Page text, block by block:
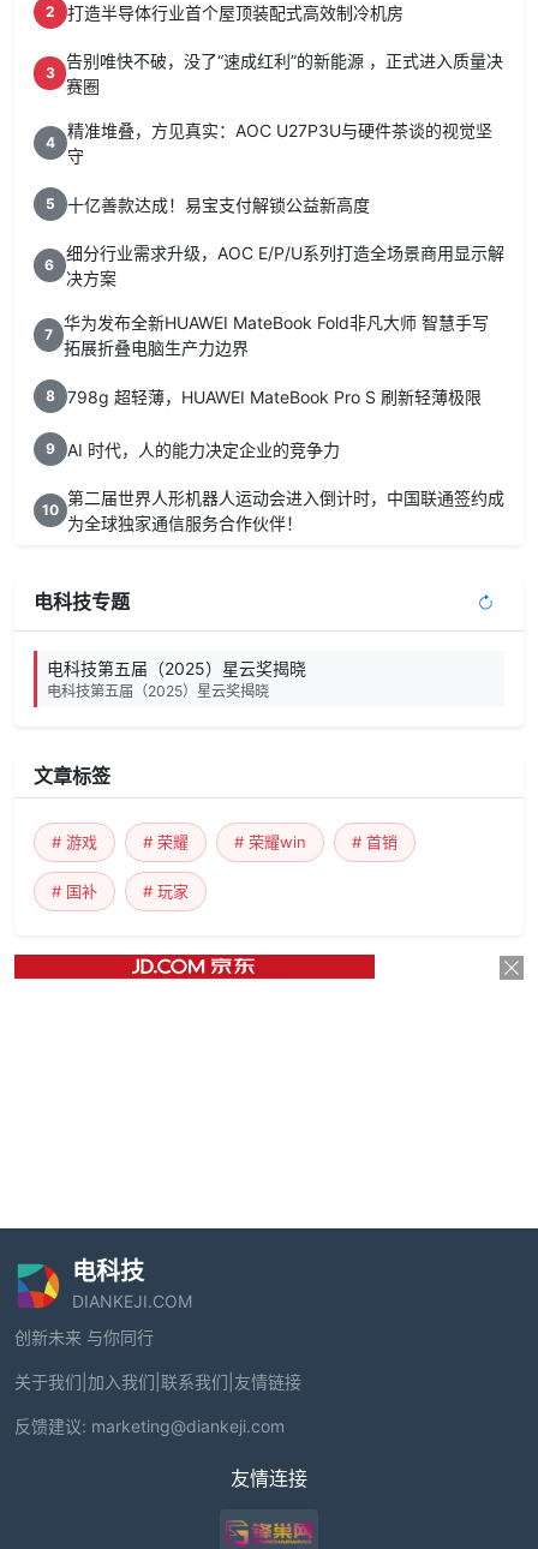
2 打造半导体行业首个屋顶装配式高效制冷机房
3
告别唯快不破，没了“速成红利”的新能源 ，正式进入质量决
赛圈
4
精准堆叠，方见真实：AOC U27P3U与硬件茶谈的视觉坚
守
5 十亿善款达成！易宝支付解锁公益新高度
6
细分行业需求升级，AOC E/P/U系列打造全场景商用显示解
决方案
7
华为发布全新HUAWEI MateBook Fold非凡大师 智慧手写
拓展折叠电脑生产力边界
8 798g 超轻薄，HUAWEI MateBook Pro S 刷新轻薄极限
9 AI 时代，人的能力决定企业的竞争力
10
第二届世界人形机器人运动会进入倒计时，中国联通签约成
为全球独家通信服务合作伙伴！
电科技专题
电科技第五届（2025）星云奖揭晓
电科技第五届（2025）星云奖揭晓
文章标签
# 游戏 # 荣耀 # 荣耀win # 首销
# 国补 # 玩家
电科技
DIANKEJI.COM
创新未来 与你同行
关于我们 加入我们 联系我们 友情链接
反馈建议: marketing@diankeji.com
友情连接